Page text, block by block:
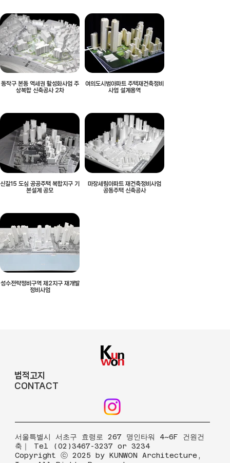
동작구 본동 역세권 활성화사업 주
상복합 신축공사 2차
여의도시범아파트 주택재건축정비
사업 설계용역
신길15 도심 공공주택 복합지구 기
본설계 공모
마장세림아파트 재건축정비사업
공동주택 신축공사
성수전략정비구역 제2지구 재개발
정비사업
법적고지
CONTACT
​서울특별시 서초구 효령로 267 명인타워 4~6F 건원건
축｜ Tel (02)3467-3237 or 3234
Copyright ⓒ 2025 by KUNWON Architecture,